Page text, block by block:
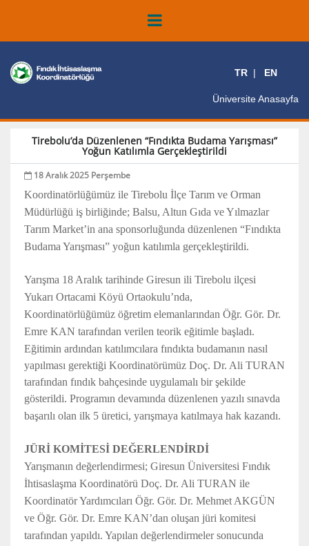
TR EN
Üniversite Anasayfa
Tirebolu’da Düzenlenen “Fındıkta Budama Yarışması”
Yoğun Katılımla Gerçekleştirildi
18 Aralık 2025 Perşembe
Koordinatörlüğümüz ile Tirebolu İlçe Tarım ve Orman
Müdürlüğü iş birliğinde; Balsu, Altun Gıda ve Yılmazlar
Tarım Market’in ana sponsorluğunda düzenlenen “Fındıkta
Budama Yarışması” yoğun katılımla gerçekleştirildi.
Yarışma 18 Aralık tarihinde Giresun ili Tirebolu ilçesi
Yukarı Ortacami Köyü Ortaokulu’nda,
Koordinatörlüğümüz öğretim elemanlarından Öğr. Gör. Dr.
Emre KAN tarafından verilen teorik eğitimle başladı.
Eğitimin ardından katılımcılara fındıkta budamanın nasıl
yapılması gerektiği Koordinatörümüz Doç. Dr. Ali TURAN
tarafından fındık bahçesinde uygulamalı bir şekilde
gösterildi. Programın devamında düzenlenen yazılı sınavda
başarılı olan ilk 5 üretici, yarışmaya katılmaya hak kazandı.
JÜRİ KOMİTESİ DEĞERLENDİRDİ
Yarışmanın değerlendirmesi; Giresun Üniversitesi Fındık
İhtisaslaşma Koordinatörü Doç. Dr. Ali TURAN ile
Koordinatör Yardımcıları Öğr. Gör. Dr. Mehmet AKGÜN
ve Öğr. Gör. Dr. Emre KAN’dan oluşan jüri komitesi
tarafından yapıldı. Yapılan değerlendirmeler sonucunda